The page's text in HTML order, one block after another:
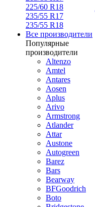
225/60 R18
235/55 R17
235/55 R18
Все производители
Популярные
производители
Altenzo
Amtel
Antares
Aosen
Aplus
Arivo
Armstrong
Atlander
Attar
Austone
Autogreen
Barez
Bars
Bearway
BFGoodrich
Boto